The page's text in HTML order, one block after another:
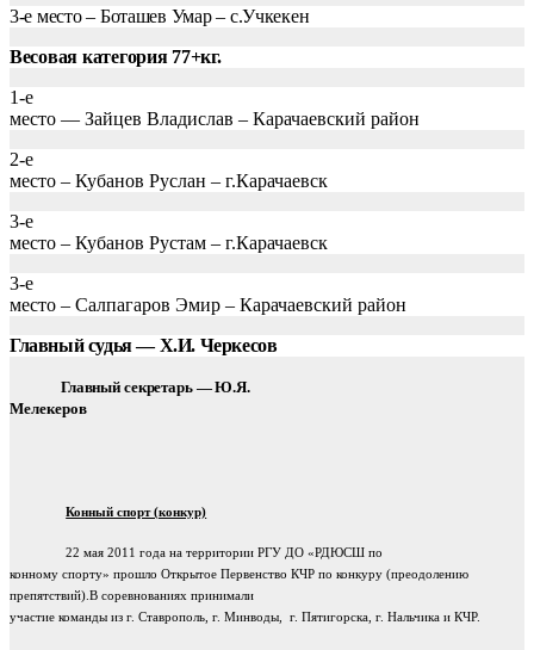
3-е место – Боташев Умар – с.Учкекен
Весовая категория 77+кг.
1-е
место — Зайцев Владислав – Карачаевский район
2-е
место – Кубанов Руслан – г.Карачаевск
3-е
место – Кубанов Рустам – г.Карачаевск
3-е
место – Салпагаров Эмир – Карачаевский район
Главный судья — Х.И. Черкесов
Главный секретарь —Ю.Я.
Мелекеров
Конный спорт (конкур)
22 мая 2011 года на территории РГУ ДО «РДЮСШ по
конному спорту» прошло Открытое Первенство КЧР по конкуру (преодолению
препятствий).В соревнованиях принимали
участие команды из г. Ставрополь, г. Минводы,
г. Пятигорска, г. Нальчика и КЧР.